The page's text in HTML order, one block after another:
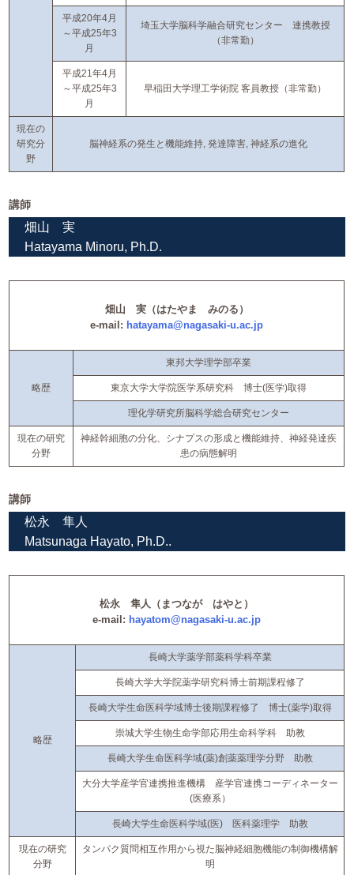
平成20年4月
～平成25年3
月
埼玉大学脳科学融合研究センター 連携教授
（非常勤）
平成21年4月
～平成25年3
月
早稲田大学理工学術院 客員教授（非常勤）
現在の
研究分
野
脳神経系の発生と機能維持, 発達障害, 神経系の進化
講師
畑山 実
Hatayama Minoru, Ph.D.
畑山 実（はたやま みのる）
e-mail: hatayama@nagasaki-u.ac.jp
略歴
東邦大学理学部卒業
東京大学大学院医学系研究科 博士(医学)取得
理化学研究所脳科学総合研究センター
現在の研究
分野
神経幹細胞の分化、シナプスの形成と機能維持、神経発達疾
患の病態解明
講師
松永 隼人
Matsunaga Hayato, Ph.D..
松永 隼人（まつなが はやと）
e-mail: hayatom@nagasaki-u.ac.jp
略歴
長崎大学薬学部薬科学科卒業
長崎大学大学院薬学研究科博士前期課程修了
長崎大学生命医科学域博士後期課程修了 博士(薬学)取得
崇城大学生物生命学部応用生命科学科 助教
長崎大学生命医科学域(薬)創薬薬理学分野 助教
大分大学産学官連携推進機構 産学官連携コーディネーター
(医療系）
長崎大学生命医科学域(医) 医科薬理学 助教
現在の研究
分野
タンパク質問相互作用から視た脳神経細胞機能の制御機構解
明